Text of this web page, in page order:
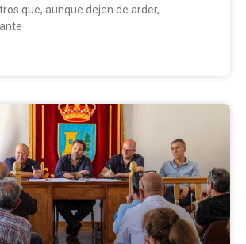
que, aunque dejen de arder,